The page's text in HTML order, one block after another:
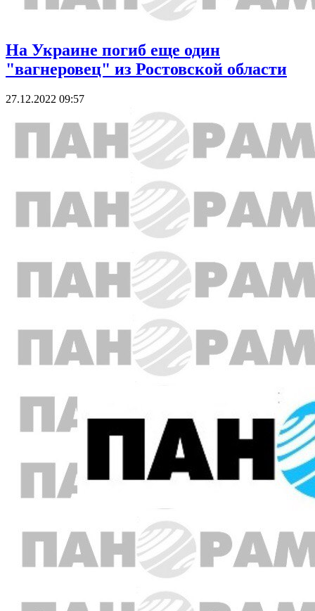
На Украине погиб еще один
"вагнеровец" из Ростовской области
27.12.2022 09:57